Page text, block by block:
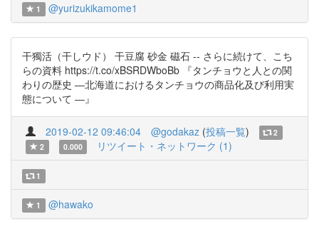
1 @yurizukikamome1
干獨活（干しウド） 干豆腐 砂金 磁石 -- さらに続けて、こち
らの資料 https://t.co/xBSRDWboBb 『タンチョウと人との関
わりの歴史 ―北海道におけるタンチョウの商品化及び利用実
態について ―』
2019-02-12 09:46:04 @godakaz (投稿一覧)
2
2
0.000 リツイート・ネットワーク (1)
1
1 @hawako